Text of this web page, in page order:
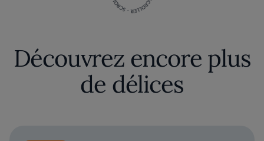
Découvrez encore plus
de délices